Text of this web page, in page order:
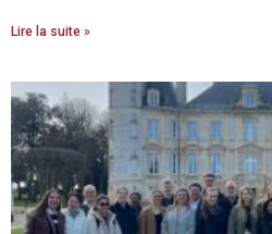
Lire la suite »